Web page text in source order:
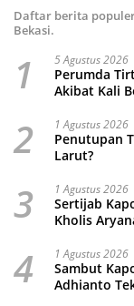
Daftar berita
Bekasi.
1 5 Agustus 2026
Perumda
Akibat Kali
2 1 Agustus 2026
Penutupan
Larut?
3 1 Agustus 2026
Sertijab
Kholis
4 1 Agustus 2026
Sambut
Adhianto